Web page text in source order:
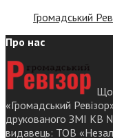
Громадський
Про нас
«Громадський
друкованого ЗМІ КВ
видавець: ТОВ